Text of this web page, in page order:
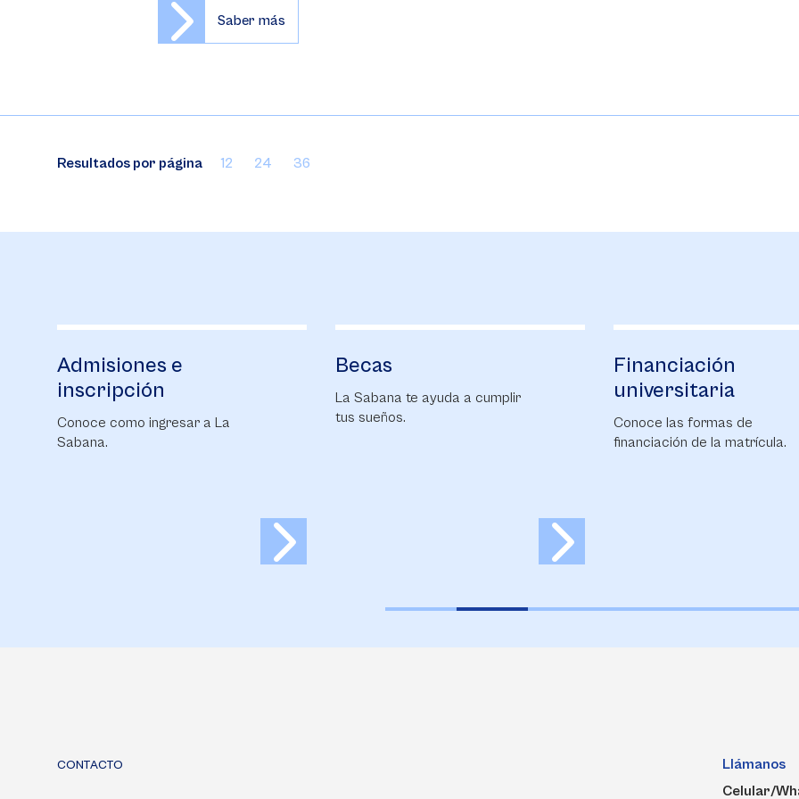
Saber más
Resultados por página 12 24 36
Becas
La Sabana te ayuda a cumplir
tus sueños.
Financiación
universitaria
Conoce las formas de
Bienestar
universitario
Calidad en el Campus.
CONTACTO
Llámanos
Celular/